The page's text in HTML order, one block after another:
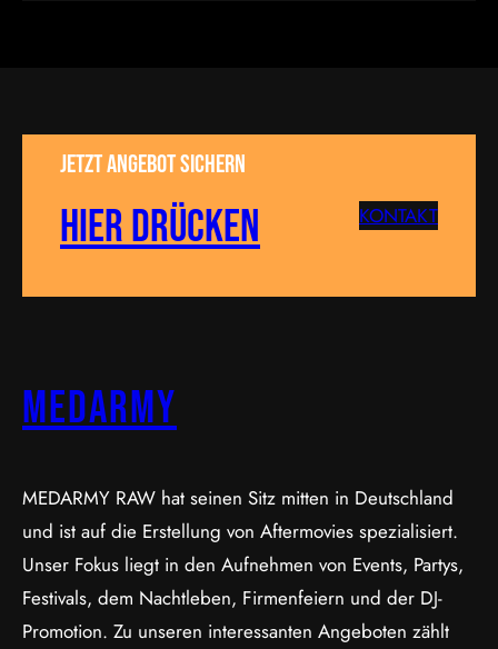
Jetzt Angebot sichern
Hier drücken KONTAKT
MEDARMY
MEDARMY RAW hat seinen Sitz mitten in Deutschland
und ist auf die Erstellung von Aftermovies spezialisiert.
Unser Fokus liegt in den Aufnehmen von Events, Partys,
Festivals, dem Nachtleben, Firmenfeiern und der DJ-
Promotion. Zu unseren interessanten Angeboten zählt